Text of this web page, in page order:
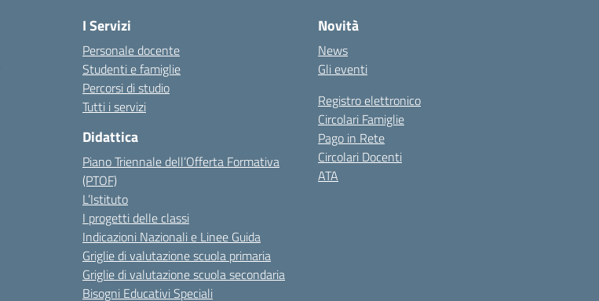
I Servizi
Personale docente
Studenti e famiglie
Percorsi di studio
Tutti i servizi
Didattica
Piano Triennale dell’Offerta Formativa
(PTOF)
L’Istituto
I progetti delle classi
Indicazioni Nazionali e Linee Guida
Griglie di valutazione scuola primaria
Griglie di valutazione scuola secondaria
Bisogni Educativi Speciali
Novità
News
Gli eventi
Registro elettronico
Circolari Famiglie
Pago in Rete
Circolari Docenti
ATA